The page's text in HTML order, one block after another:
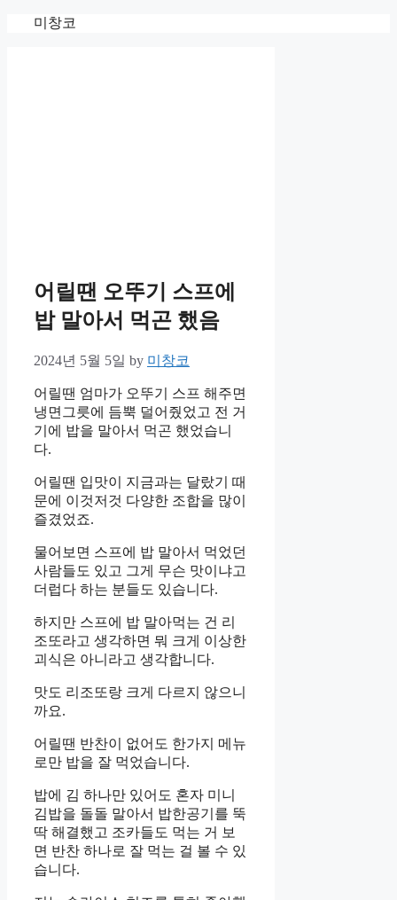
미창코
어릴땐 오뚜기 스프에
밥 말아서 먹곤 했음
2024년 5월 5일 by 미창코
어릴땐 엄마가 오뚜기 스프 해주면
냉면그릇에 듬뿍 덜어줬었고 전 거
기에 밥을 말아서 먹곤 했었습니
다.
어릴땐 입맛이 지금과는 달랐기 때
문에 이것저것 다양한 조합을 많이
즐겼었죠.
물어보면 스프에 밥 말아서 먹었던
사람들도 있고 그게 무슨 맛이냐고
더럽다 하는 분들도 있습니다.
하지만 스프에 밥 말아먹는 건 리
조또라고 생각하면 뭐 크게 이상한
괴식은 아니라고 생각합니다.
맛도 리조또랑 크게 다르지 않으니
까요.
어릴땐 반찬이 없어도 한가지 메뉴
로만 밥을 잘 먹었습니다.
밥에 김 하나만 있어도 혼자 미니
김밥을 돌돌 말아서 밥한공기를 뚝
딱 해결했고 조카들도 먹는 거 보
면 반찬 하나로 잘 먹는 걸 볼 수 있
습니다.